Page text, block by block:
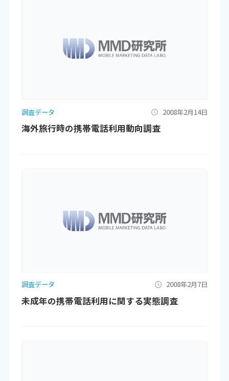
調査データ 2008年2月14日
海外旅行時の携帯電話利用動向調査
調査データ 2008年2月7日
未成年の携帯電話利用に関する実態調査